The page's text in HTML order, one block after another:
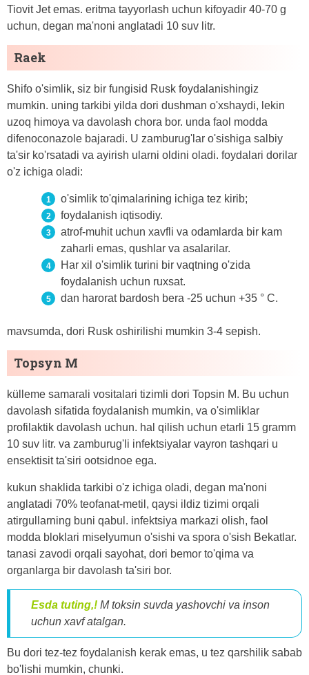
Tiovit Jet emas. eritma tayyorlash uchun kifoyadir 40-70 g
uchun, degan ma'noni anglatadi 10 suv litr.
Raek
Shifo o'simlik, siz bir fungisid Rusk foydalanishingiz
mumkin. uning tarkibi yilda dori dushman o'xshaydi, lekin
uzoq himoya va davolash chora bor. unda faol modda
difenoconazole bajaradi. U zamburug'lar o'sishiga salbiy
ta'sir ko'rsatadi va ayirish ularni oldini oladi. foydalari dorilar
o'z ichiga oladi:
o'simlik to'qimalarining ichiga tez kirib;
foydalanish iqtisodiy.
atrof-muhit uchun xavfli va odamlarda bir kam
zaharli emas, qushlar va asalarilar.
Har xil o'simlik turini bir vaqtning o'zida
foydalanish uchun ruxsat.
dan harorat bardosh bera -25 uchun +35 ° C.
mavsumda, dori Rusk oshirilishi mumkin 3-4 sepish.
Topsyn M
külleme samarali vositalari tizimli dori Topsin M. Bu uchun
davolash sifatida foydalanish mumkin, va o'simliklar
profilaktik davolash uchun. hal qilish uchun etarli 15 gramm
10 suv litr. va zamburug'li infektsiyalar vayron tashqari u
ensektisit ta'siri ootsidnoe ega.
kukun shaklida tarkibi o'z ichiga oladi, degan ma'noni
anglatadi 70% teofanat-metil, qaysi ildiz tizimi orqali
atirgullarning buni qabul. infektsiya markazi olish, faol
modda bloklari miselyumun o'sishi va spora o'sish Bekatlar.
tanasi zavodi orqali sayohat, dori bemor to'qima va
organlarga bir davolash ta'siri bor.
Esda tuting,! M toksin suvda yashovchi va inson
uchun xavf atalgan.
Bu dori tez-tez foydalanish kerak emas, u tez qarshilik sabab
bo'lishi mumkin, chunki.